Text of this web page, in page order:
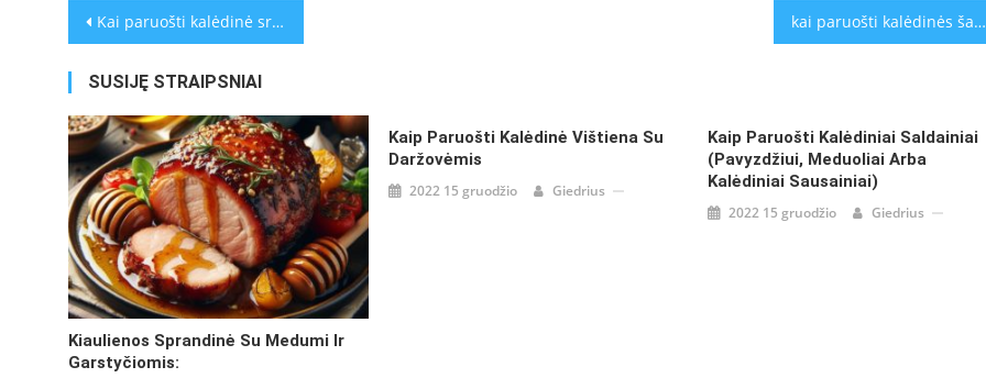
Navigacija
tarp
įrašų
Kai paruošti kalėdinė sriuba (pavyzdžiui, šaltibarščiai arba cukinijų sriuba) kai paruošti kalėdinės šakotės (pavyzdžiui, apkepusios daržovės arba saldžiosios šakotės su medumi ir riešutais)
SUSIJĘ STRAIPSNIAI
Kiaulienos Sprandinė Su Medumi Ir
Garstyčiomis:
Kaip Paruošti Kalėdinė Vištiena Su
Daržovėmis
2022 15 gruodžio Giedrius
Kaip Paruošti Kalėdiniai Saldainiai
(pavyzdžiui, Meduoliai Arba
Kalėdiniai Sausainiai)
2022 15 gruodžio Giedrius